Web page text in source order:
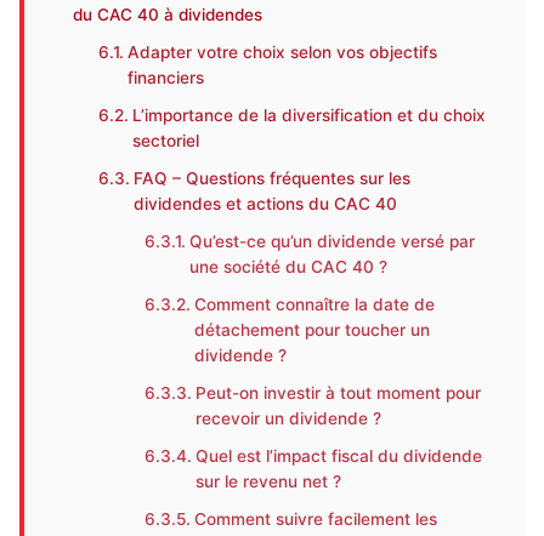
du CAC 40 à dividendes
Adapter votre choix selon vos objectifs
financiers
L’importance de la diversification et du choix
sectoriel
FAQ – Questions fréquentes sur les
dividendes et actions du CAC 40
Qu’est-ce qu’un dividende versé par
une société du CAC 40 ?
Comment connaître la date de
détachement pour toucher un
dividende ?
Peut-on investir à tout moment pour
recevoir un dividende ?
Quel est l’impact fiscal du dividende
sur le revenu net ?
Comment suivre facilement les